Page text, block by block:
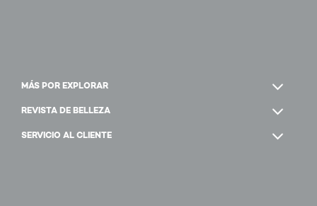
MÁS POR EXPLORAR
REVISTA DE BELLEZA
SERVICIO AL CLIENTE